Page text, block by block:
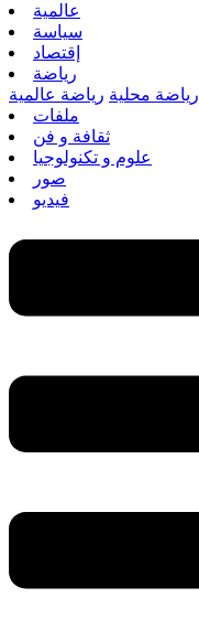
عالمية
سياسة
إقتصاد
رياضة
رياضة محلية رياضة عالمية
ملفات
ثقافة و فن
علوم و تكنولوجيا
صور
فيديو